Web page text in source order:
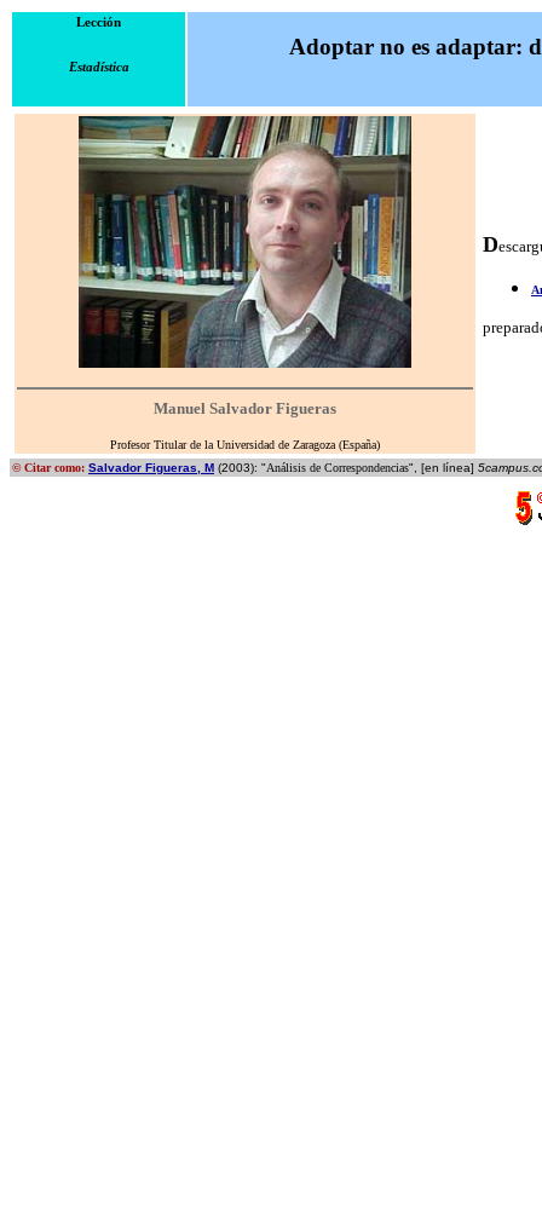
Lección
Estadística
Adoptar no es adaptar:
Manuel Salvador Figueras
Profesor Titular de la Universidad de Zaragoza (España)
D
© Citar como: Salvador Figueras, M (2003): "Análisis de Correspondencias", [en línea]